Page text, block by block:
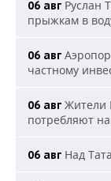
06 авг Руслан
прыжкам в
06 авг
частному
06 авг Жители
потребляют
06 авг Над